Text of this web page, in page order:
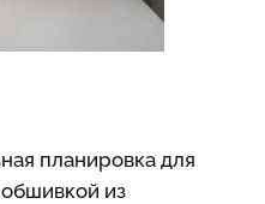
планировка для
из